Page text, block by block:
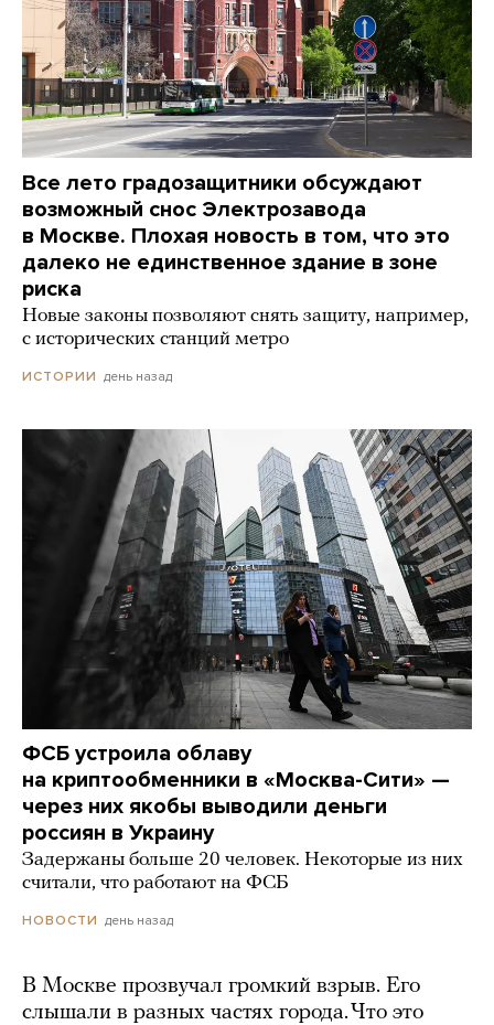
Все лето градозащитники обсуждают
возможный снос Электрозавода
в Москве. Плохая новость в том, что это
далеко не единственное здание в зоне
риска
Новые законы позволяют снять защиту, например,
с исторических станций метро
ИСТОРИИ день назад
ФСБ устроила облаву
на криптообменники в «Москва-Сити» —
через них якобы выводили деньги
россиян в Украину
Задержаны больше 20 человек. Некоторые из них
считали, что работают на ФСБ
НОВОСТИ день назад
В Москве прозвучал громкий взрыв. Его
слышали в разных частях города. Что это